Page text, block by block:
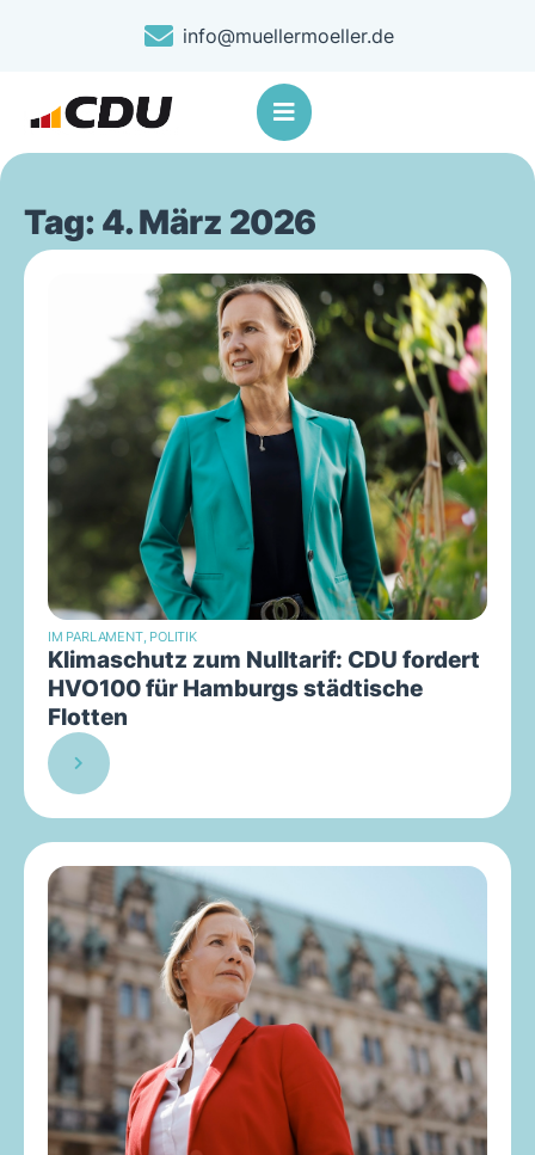
info@muellermoeller.de
Tag: 4. März 2026
IM PARLAMENT, POLITIK
Klimaschutz zum Nulltarif: CDU fordert
HVO100 für Hamburgs städtische
Flotten